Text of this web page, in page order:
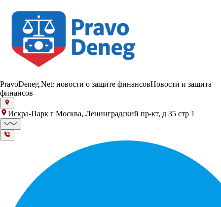
PravoDeneg.Net: новости о защите финансовНовости и защита
финансов
Искра-Парк г Москва, Ленинградский пр-кт, д 35 стр 1